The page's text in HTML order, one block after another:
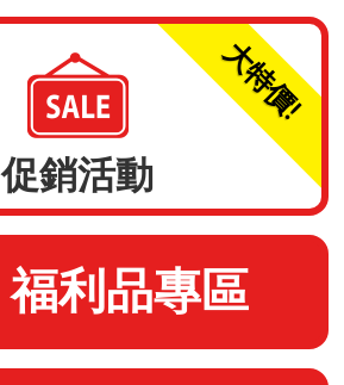
大特價!
促銷活動
福利品專區